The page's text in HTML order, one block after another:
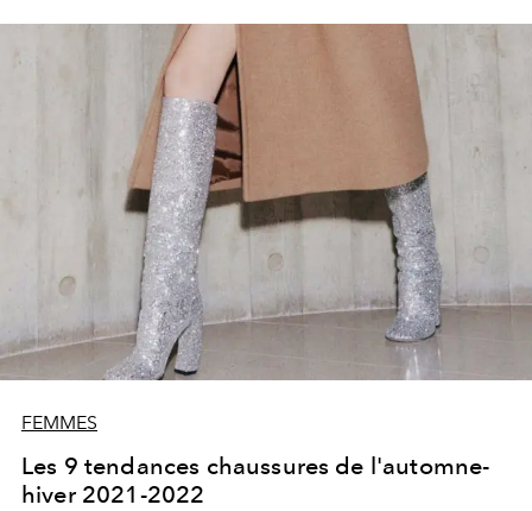
FEMMES
Les 9 tendances chaussures de l'automne-
hiver 2021-2022